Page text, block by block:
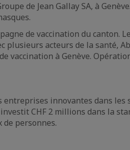
de Jean Gallay SA, à
de vaccination du canton.
plusieurs acteurs de la santé,
vaccination à Genève.
innovantes dans les
CHF 2 millions dans la
de personnes.